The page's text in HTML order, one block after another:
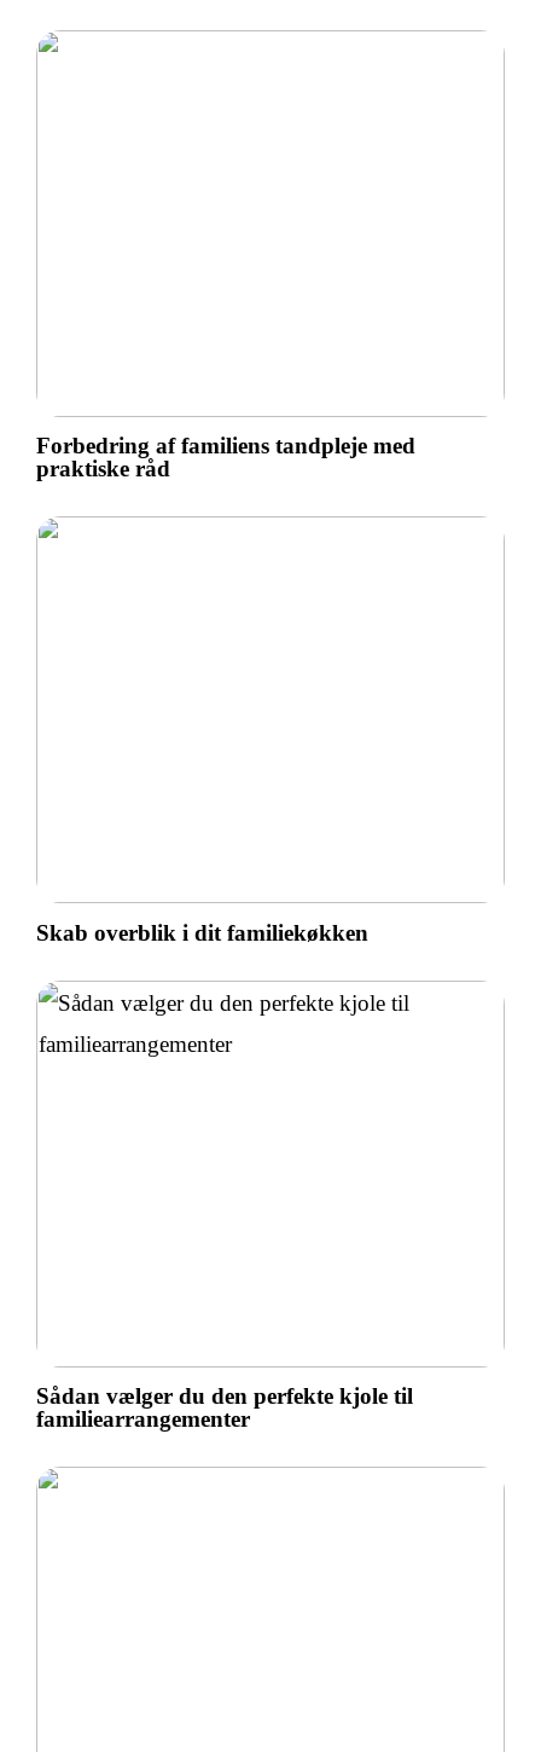
Forbedring af familiens tandpleje med
praktiske råd
Skab overblik i dit familiekøkken
Sådan vælger du den perfekte kjole til
familiearrangementer